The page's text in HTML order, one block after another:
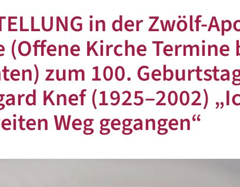
in der Zwölf-
(Offene Kirche Termine
zum 100.
Knef (1925–2002)
Weg gegangen“